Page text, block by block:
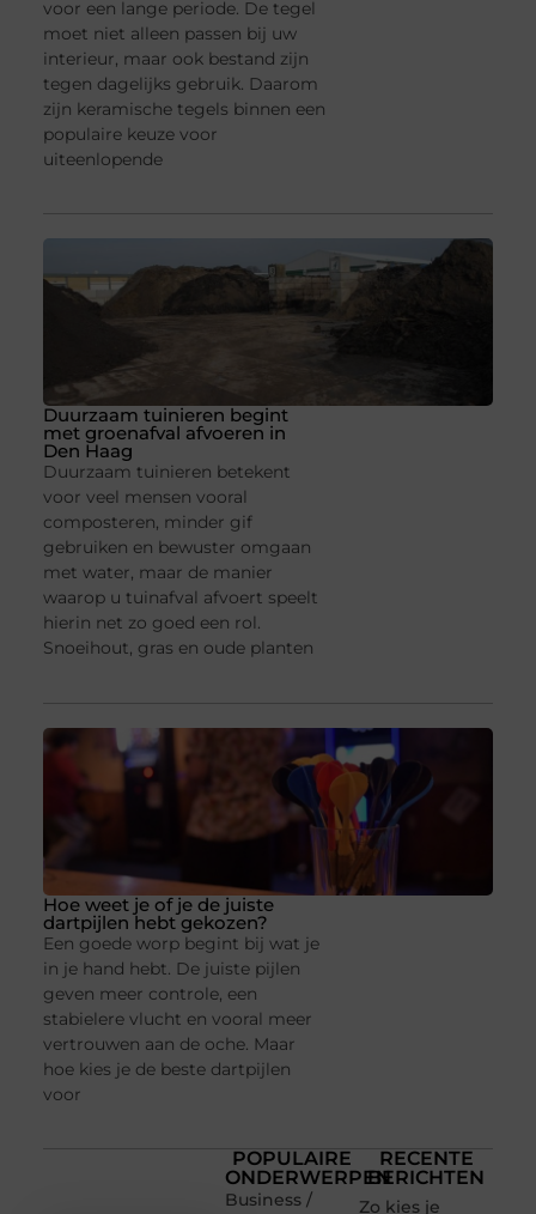
voor een lange periode. De tegel
moet niet alleen passen bij uw
interieur, maar ook bestand zijn
tegen dagelijks gebruik. Daarom
zijn keramische tegels binnen een
populaire keuze voor
uiteenlopende
Duurzaam tuinieren begint
met groenafval afvoeren in
Den Haag
Duurzaam tuinieren betekent
voor veel mensen vooral
composteren, minder gif
gebruiken en bewuster omgaan
met water, maar de manier
waarop u tuinafval afvoert speelt
hierin net zo goed een rol.
Snoeihout, gras en oude planten
Hoe weet je of je de juiste
dartpijlen hebt gekozen?
Een goede worp begint bij wat je
in je hand hebt. De juiste pijlen
geven meer controle, een
stabielere vlucht en vooral meer
vertrouwen aan de oche. Maar
hoe kies je de beste dartpijlen
voor
POPULAIRE
ONDERWERPEN
Business /
RECENTE
BERICHTEN
Zo kies je